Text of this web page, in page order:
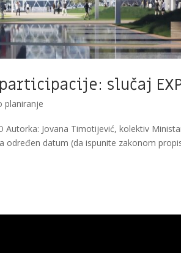
slučaj
planiranje
Autorka: Jovana Timotijević, kolektiv
određen datum (da ispunite zakonom